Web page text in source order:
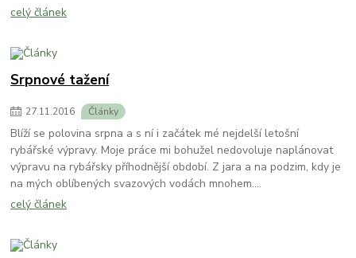
celý článek
Srpnové tažení
27.11.2016 Články
Blíží se polovina srpna a s ní i začátek mé nejdelší letošní
rybářské výpravy. Moje práce mi bohužel nedovoluje naplánovat
výpravu na rybářsky příhodnější období. Z jara a na podzim, kdy je
na mých oblíbených svazových vodách mnohem....
celý článek